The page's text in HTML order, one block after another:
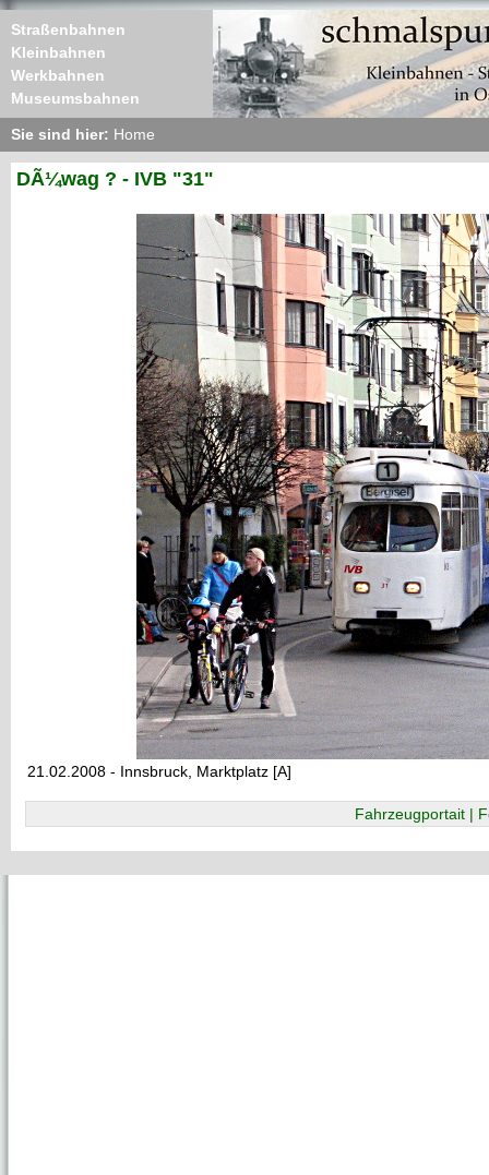
Straßenbahnen
Kleinbahnen
Werkbahnen
Museumsbahnen
Sie sind hier: Home
DÃ¼wag ? - IVB "31"
21.02.2008 - Innsbruck, Marktplatz [A]
Fahrzeugportait |